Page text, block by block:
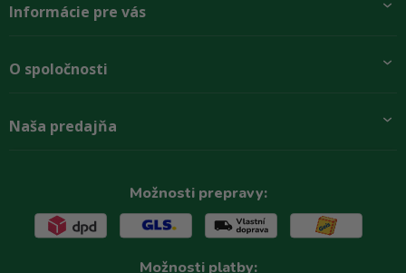
Informácie pre vás
Preprava a platba
Rady zákazníkom
O spoločnosti
O firme
Naša predajňa
Možnosti prepravy:
Možnosti platby: